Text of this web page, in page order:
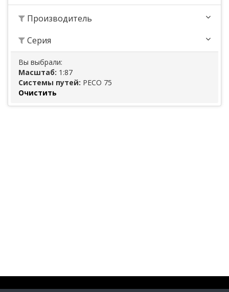
Производитель
Серия
Вы выбрали:
Масштаб: 1:87
Системы путей: PECO 75
Очистить